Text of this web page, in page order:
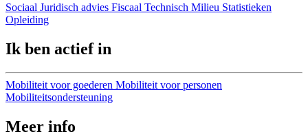
Sociaal Juridisch advies Fiscaal Technisch Milieu Statistieken
Opleiding
Ik ben actief in
Mobiliteit voor goederen Mobiliteit voor personen
Mobiliteitsondersteuning
Meer info